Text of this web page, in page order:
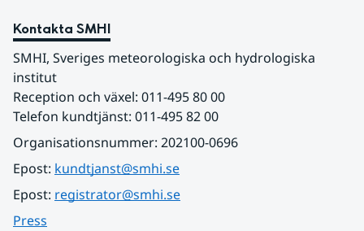
Kontakta SMHI
SMHI, Sveriges meteorologiska och hydrologiska
institut
Reception och växel: 011-495 80 00
Telefon kundtjänst: 011-495 82 00
Organisationsnummer: 202100-0696
Epost: kundtjanst@smhi.se
Epost: registrator@smhi.se
Press